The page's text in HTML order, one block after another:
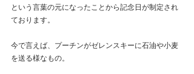
という言葉の元になったことから記念日が制定され
ております。
今で言えば、プーチンがゼレンスキーに石油や小麦
を送る様なもの。